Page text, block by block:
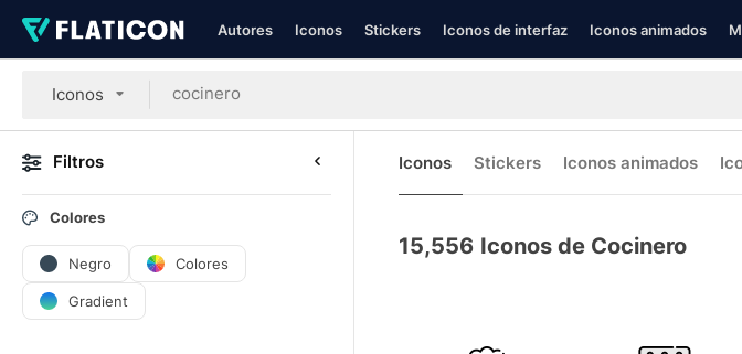
Autores Iconos Stickers Iconos de interfaz Iconos animados
Iconos
Filtros
Colores
Negro Colores
Gradient
Iconos Stickers Iconos animados
15,556 Iconos de Cocinero